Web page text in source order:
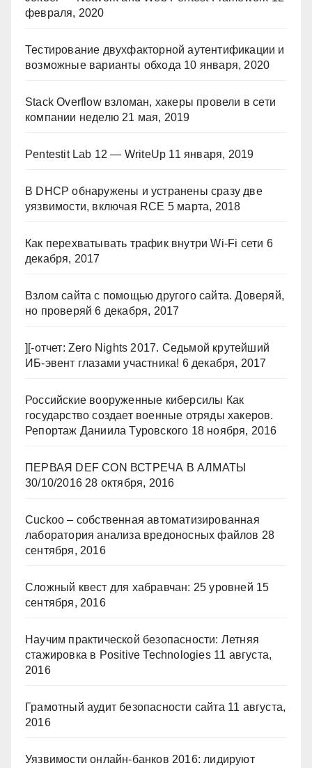
февраля, 2020
Тестирование двухфакторной аутентификации и
возможные варианты обхода 10 января, 2020
Stack Overflow взломан, хакеры провели в сети
компании неделю 21 мая, 2019
Pentestit Lab 12 — WriteUp 11 января, 2019
В DHCP обнаружены и устранены сразу две
уязвимости, включая RCE 5 марта, 2018
Как перехватывать трафик внутри Wi-Fi сети 6
декабря, 2017
Взлом сайта с помощью другого сайта. Доверяй,
но проверяй 6 декабря, 2017
][-отчет: Zero Nights 2017. Седьмой крутейший
ИБ-эвент глазами участника! 6 декабря, 2017
Российские вооруженные киберсилы Как
государство создает военные отряды хакеров.
Репортаж Даниила Туровского 18 ноября, 2016
ПЕРВАЯ DEF CON ВСТРЕЧА В АЛМАТЫ
30/10/2016 28 октября, 2016
Cuckoo – собственная автоматизированная
лаборатория анализа вредоносных файлов 28
сентября, 2016
Сложный квест для хабравчан: 25 уровней 15
сентября, 2016
Научим практической безопасности: Летняя
стажировка в Positive Technologies 11 августа,
2016
Грамотный аудит безопасности сайта 11 августа,
2016
Уязвимости онлайн-банков 2016: лидируют